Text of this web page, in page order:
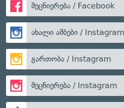
მეცნიერება / Facebook
ახალი ამბები / Instagram
გართობა / Instagram
მეცნიერება / Instagram